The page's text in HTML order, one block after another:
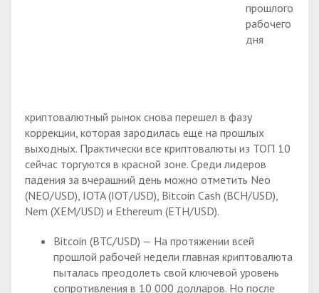
прошлого
рабочего
дня
криптовалютный рынок снова перешел в фазу
коррекции, которая зародилась еще на прошлых
выходных. Практически все криптовалюты из ТОП 10
сейчас торгуются в красной зоне. Среди лидеров
падения за вчерашний день можно отметить Neo
(NEO/USD), IOTA (IOT/USD), Bitcoin Cash (BCH/USD),
Nem (XEM/USD) и Ethereum (ETH/USD).
Bitcoin (BTC/USD) — На протяжении всей
прошлой рабочей недели главная криптовалюта
пыталась преодолеть свой ключевой уровень
сопротивления в 10 000 долларов. Но после